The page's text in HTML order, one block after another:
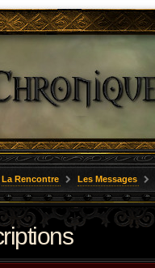
La Rencontre Les Messages